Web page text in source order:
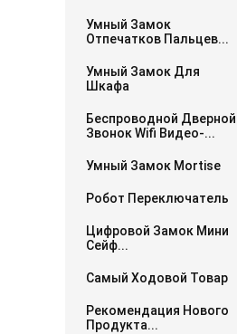
Умный Замок
Отпечатков Пальцев...
Умный Замок Для
Шкафа
Беспроводной Дверной
Звонок Wifi Видео-...
Умный Замок Mortise
Робот Переключатель
Цифровой Замок Мини
Сейф...
Самый Ходовой Товар
Рекомендация Нового
Продукта...